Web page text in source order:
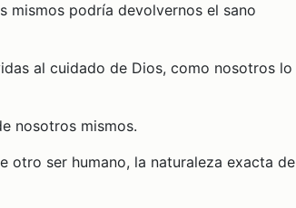
mismos podría devolvernos el sano
al cuidado de Dios, como nosotros lo
nosotros mismos.
otro ser humano, la naturaleza exacta de